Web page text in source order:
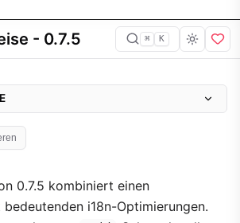
- 0.7.5 ⌘ K
0.7.5 kombiniert einen
i18n-Optimierungen.
der Sprachumschaltung
Seitenmanifest